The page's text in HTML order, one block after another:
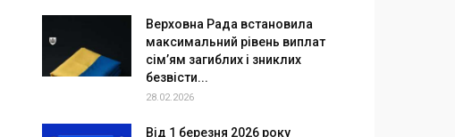
Верховна Рада встановила
максимальний рівень виплат
сім’ям загиблих і зниклих
безвісти...
28.02.2026
Від 1 березня 2026 року